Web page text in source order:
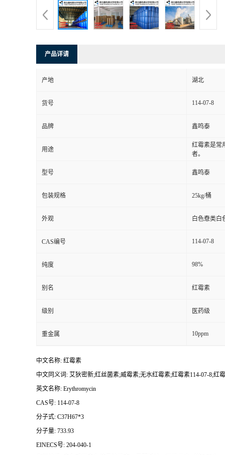
产品详请
产地 湖北
货号 114-07-8
品牌 鑫鸣泰
用途
红霉素是常
者。
型号 鑫鸣泰
包装规格 25kg/桶
外观 白色憃类白
CAS编号 114-07-8
纯度 98%
别名 红霉素
级别 医药级
重金属 10ppm
中文名称: 红霉素
中文同义词: 艾狄密新;红丝菌素;威霉素;无水红霉素;红霉素114-07-8;红
英文名称: Erythromycin
CAS号: 114-07-8
分子式: C37H67*3
分子量: 733.93
EINECS号: 204-040-1